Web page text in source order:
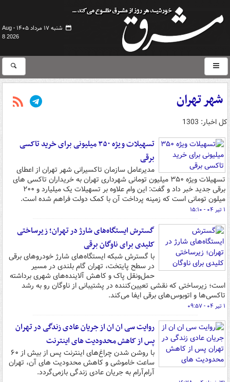
شنبه ۱۷ مرداد ۱۴۰۵ -
Aug
8 2026
شهر تهران
کل اخبار: 1303
تسهیلات ویژه ۳۵۰ میلیونی برای خرید تاکسی
برقی
مدیرعامل سازمان تاکسیرانی شهر تهران از اعطای
تسهیلات ویژه ۳۵۰ میلیون تومانی شهرداری تهران به خریداران تاکسی های
برقی جدید خبر داد و گفت: این وام علاوه بر تسهیلات یک میلیارد و ۲۰۰
میلون تومانی است که زمینه پرداخت آن با کمک دولت فراهم شده است.
۱ تیر ۰۴ - ۱۵:۱۰
گسترش ایستگاه‌های شارژ در تهران؛ زیرساختی
کلیدی برای ناوگان برقی
با گسترش شبکه ایستگاه‌های شارژ خودروهای برقی
در سطح پایتخت، تهران گام بلندی در مسیر
حمل‌ونقل پاک و کاهش آلاینده‌های شهری برداشته
است؛ زیرساختی که نقشی تعیین‌کننده در پشتیبانی از ناوگان رو به رشد
تاکسی‌ها و اتوبوس‌های برقی ایفا می‌کند.
۱ تیر ۰۴ - ۰۹:۵۷
روایت سی ان ان از جریان عادی زندگی در تهران
پس از کاهش محدودیت های اینترنت
با روشن شدن چراغ‌های اینترنت پس از بیش از ۶۰
ساعت خاموشی و کاهش محدودیت های آن، تهران
آرام‌آرام به جریان عادی زندگی بازمی‌گردد.